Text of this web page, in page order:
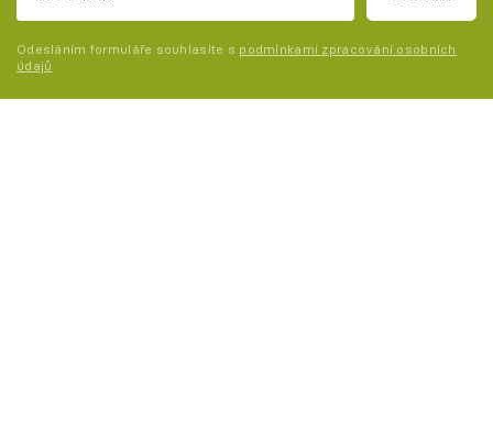
Odesláním formuláře souhlasíte s podmínkami zpracování osobních
údajů